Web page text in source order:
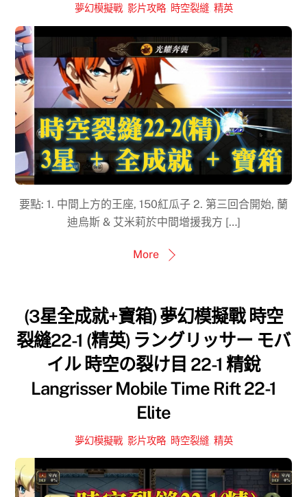
夢幻模擬戰, 影片攻略, 時空裂縫, 精英
要點: 1. 中間上方的王座, 150紅瓜子 2. 第三回合開始, 蘭
迪烏斯 & 艾米莉於中間增援我方 […]
More
(3星全成就+寶箱) 夢幻模擬戰 時空
裂縫22-1 (精英) ラングリッサー モバ
イル 時空の裂け目 22-1 精銳
Langrisser Mobile Time Rift 22-1
Elite
夢幻模擬戰, 影片攻略, 時空裂縫, 精英